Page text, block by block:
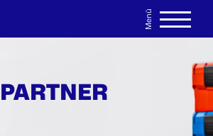
Menü
PARTNER